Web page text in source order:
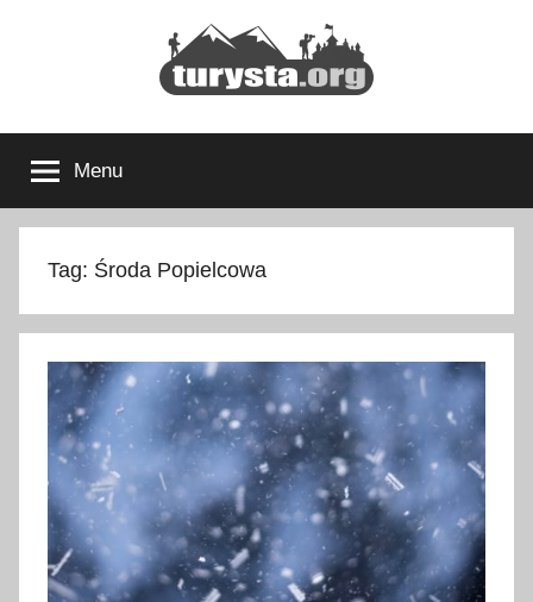
Turysta.org
podróżniczy
i
portal
turystyczny
Menu
Tag: Środa Popielcowa